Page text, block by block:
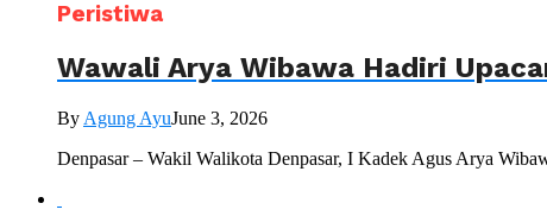
Peristiwa
Wawali Arya Wibawa Hadiri
By Agung AyuJune 3, 2026
Denpasar – Wakil Walikota Denpasar, I Kadek Agus Arya